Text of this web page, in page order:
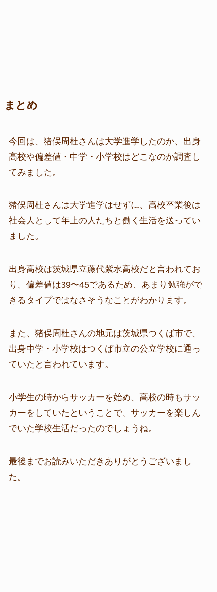
まとめ
今回は、猪俣周杜さんは大学進学したのか、出身
高校や偏差値・中学・小学校はどこなのか調査し
てみました。
猪俣周杜さんは大学進学はせずに、高校卒業後は
社会人として年上の人たちと働く生活を送ってい
ました。
出身高校は茨城県立藤代紫水高校だと言われてお
り、偏差値は39〜45であるため、あまり勉強がで
きるタイプではなさそうなことがわかります。
また、猪俣周杜さんの地元は茨城県つくば市で、
出身中学・小学校はつくば市立の公立学校に通っ
ていたと言われています。
小学生の時からサッカーを始め、高校の時もサッ
カーをしていたということで、サッカーを楽しん
でいた学校生活だったのでしょうね。
最後までお読みいただきありがとうございまし
た。